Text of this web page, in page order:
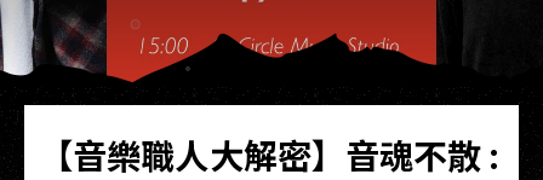
【音樂職人大解密】音魂不散 :